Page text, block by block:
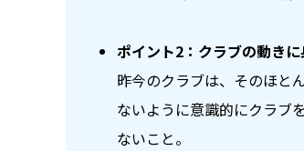
ポイント2：クラブの動き
昨今のクラブは、そのほと
ないように意識的にクラブ
ないこと。